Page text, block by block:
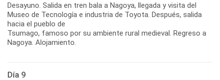
Desayuno. Salida en tren bala a Nagoya, llegada y visita del
Museo de Tecnología e industria de Toyota. Después, salida
hacia el pueblo de
Tsumago, famoso por su ambiente rural medieval. Regreso a
Nagoya. Alojamiento.
Día 9